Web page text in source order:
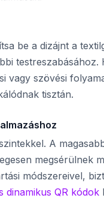
be a dizájnt a
vagy szövési
tisztán.
A
megsérülnek
módszereivel,
dinamikus QR kódok